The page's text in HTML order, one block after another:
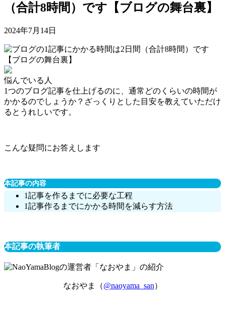
（合計8時間）です【ブログの舞台裏】
2024年7月14日
悩んでいる人
1つのブログ記事を仕上げるのに、通常どのくらいの時間が
かかるのでしょうか？ざっくりとした目安を教えていただけ
るとうれしいです。
こんな疑問にお答えします
本記事の内容
1記事を作るまでに必要な工程
1記事作るまでにかかる時間を減らす方法
本記事の執筆者
なおやま（@naoyama_san）